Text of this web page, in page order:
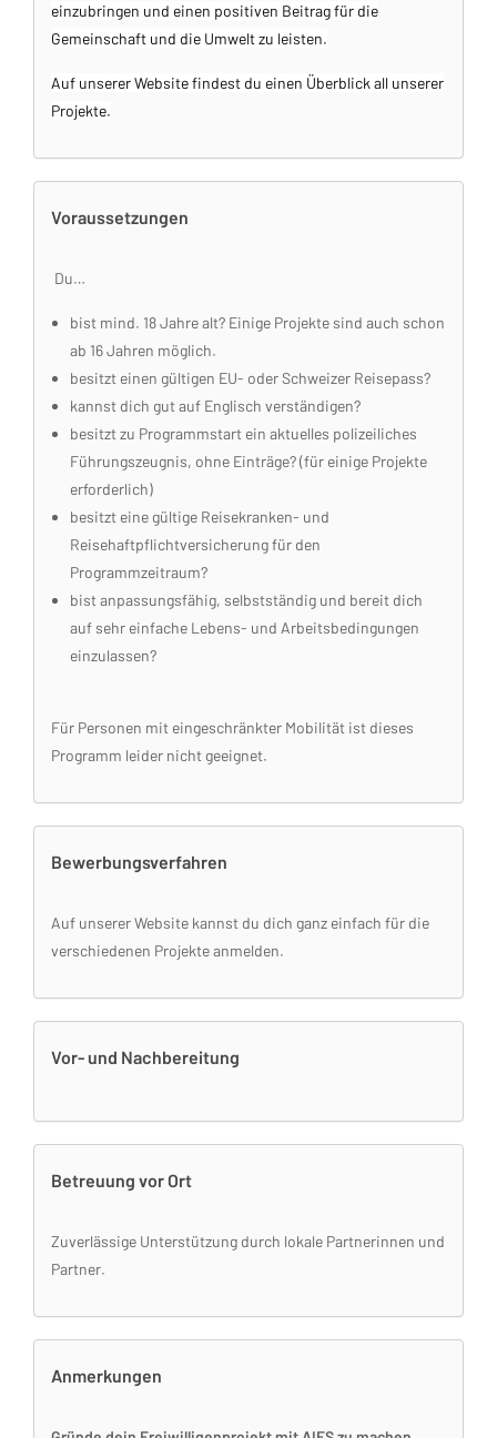
einzubringen und einen positiven Beitrag für die
Gemeinschaft und die Umwelt zu leisten.
Auf unserer Website findest du einen Überblick all unserer
Projekte.
Voraussetzungen
Du…
bist mind. 18 Jahre alt? Einige Projekte sind auch schon
ab 16 Jahren möglich.
besitzt einen gültigen EU- oder Schweizer Reisepass?
kannst dich gut auf Englisch verständigen?
besitzt zu Programmstart ein aktuelles polizeiliches
Führungszeugnis, ohne Einträge? (für einige Projekte
erforderlich)
besitzt eine gültige Reisekranken- und
Reisehaftpflichtversicherung für den
Programmzeitraum?
bist anpassungsfähig, selbstständig und bereit dich
auf sehr einfache Lebens- und Arbeitsbedingungen
einzulassen?
Für Personen mit eingeschränkter Mobilität ist dieses
Programm leider nicht geeignet.
Bewerbungsverfahren
Auf unserer Website kannst du dich ganz einfach für die
verschiedenen Projekte anmelden.
Vor- und Nachbereitung
Betreuung vor Ort
Zuverlässige Unterstützung durch lokale Partnerinnen und
Partner.
Anmerkungen